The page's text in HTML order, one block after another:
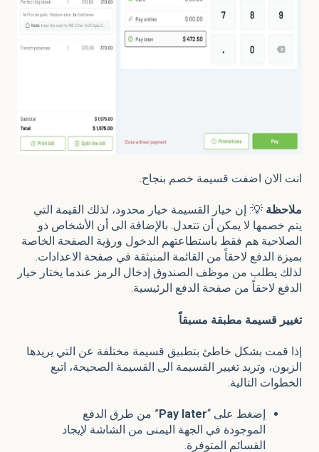
انت الان اضفت قسيمة خصم بنجاح.
ملاحظة 💡: إن خيار القسيمة خيار محدود، لذلك القيمة التي
يتم خصمها لا يمكن أن تتعدل. بالإضافة الى أن الأشخاص ذو
الصلاحية هم فقط باستطاعتهم الدخول ورؤية الصفحة الخاصة
بميزة الدفع لاحقاً من القائمة المنبثقة في صفحة الاعدادات.
لذلك يطلب من موظف الصندوق إدخال الرمز عندما يختار خيار
الدفع لاحقاً من صفحة الدفع الرئيسية.
تغيير قسيمة مطبقة مسبقاً
إذا قمت بشكل خاطئ بتطبيق قسيمة مختلفة عن التي يريدها
الزبون، وتريد تغيير القسيمة الى القسيمة الصحيحة، اتبع
الخطوات التالية.
إضغط على “ Pay later
” من طرق الدفع
الموجودة في الجهة اليمنى من الشاشة لإيجاد
القسائم المتوفرة.